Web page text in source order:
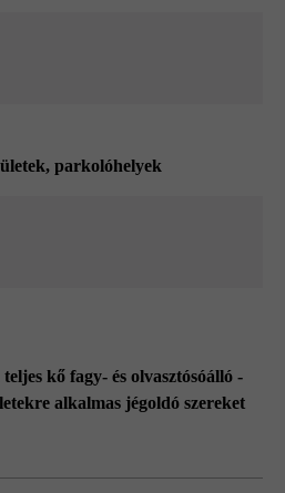
, parkolóhelyek
teljes kő fagy- és olvasztósóálló -
alkalmas jégoldó szereket